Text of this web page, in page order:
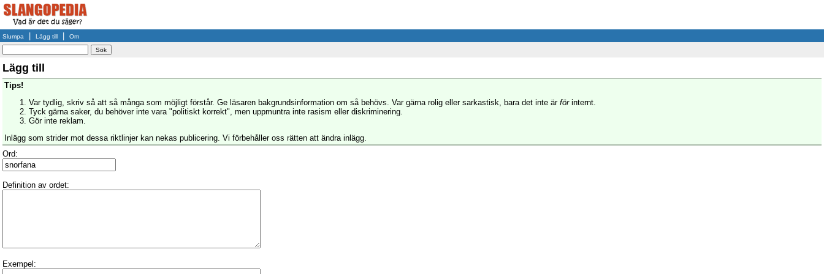
Slumpa Lägg till Om
Lägg till
Tips!
Var tydlig, skriv så att så många som möjligt förstår. Ge läsaren bakgrundsinformation om så behövs. Var gärna rolig eller sarkastisk, bara det inte är förinternt.
Tyck gärna saker, du behöver inte vara "politiskt korrekt", men uppmuntra inte rasism eller diskriminering.
Gör inte reklam.
Inlägg som strider mot dessa riktlinjer kan nekas publicering. Vi förbehåller oss rätten att ändra inlägg.
Ord:
Definition av ordet:
Exempel: